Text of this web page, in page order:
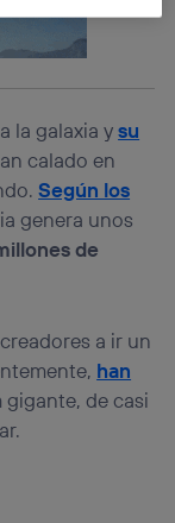
la galaxia ysu
calado en
Según los
genera unos
de
a ir un
han
de casi
como
creado por tu
que utilizas
internet, por
y
mismo
de las
del hogar
más
en la